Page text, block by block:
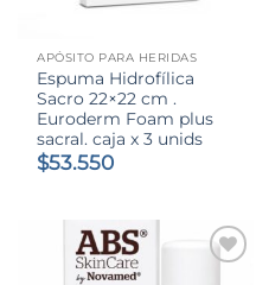
APÓSITO PARA HERIDAS
Espuma Hidrofílica
Sacro 22×22 cm .
Euroderm Foam plus
sacral. caja x 3 unids
$53.550